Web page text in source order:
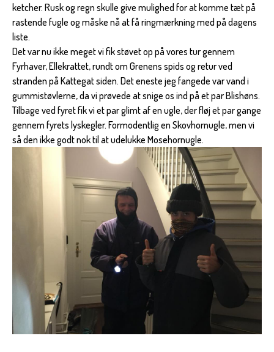
ketcher. Rusk og regn skulle give mulighed for at komme tæt på
rastende fugle og måske nå at få ringmærkning med på dagens
liste.
Det var nu ikke meget vi fik støvet op på vores tur gennem
Fyrhaver, Ellekrattet, rundt om Grenens spids og retur ved
stranden på Kattegat siden. Det eneste jeg fangede var vand i
gummistøvlerne, da vi prøvede at snige os ind på et par Blishøns.
Tilbage ved fyret fik vi et par glimt af en ugle, der fløj et par gange
gennem fyrets lyskegler. Formodentlig en Skovhornugle, men vi
så den ikke godt nok til at udelukke Mosehornugle.